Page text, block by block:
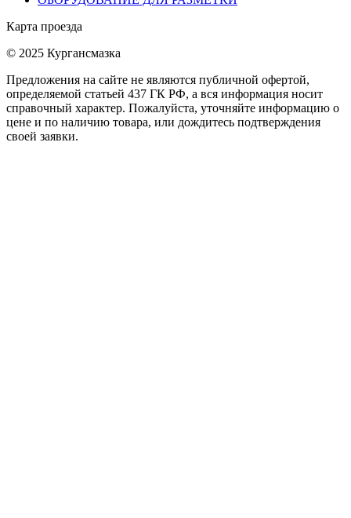
Карта проезда
© 2025 Кургансмазка
Предложения на сайте не являются публичной офертой,
определяемой статьей 437 ГК РФ, а вся информация носит
справочный характер. Пожалуйста, уточняйте информацию о
цене и по наличию товара, или дождитесь подтверждения
своей заявки.